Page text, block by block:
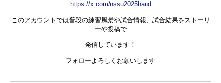
https://x.com/nssu2025hand
このアカウントでは普段の練習風景や試合情報、試合結果をストーリ
ーや投稿で
発信しています！
フォローよろしくお願いします